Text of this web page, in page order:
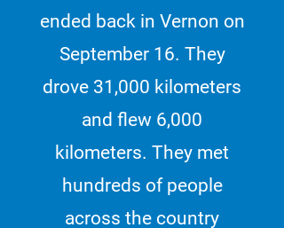
ended back in Vernon on
September 16. They
drove 31,000 kilometers
and flew 6,000
kilometers. They met
hundreds of people
across the country